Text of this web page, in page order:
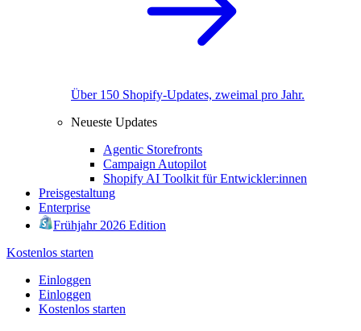
Über 150 Shopify-Updates, zweimal pro Jahr.
Neueste Updates
Agentic Storefronts
Campaign Autopilot
Shopify AI Toolkit für Entwickler:innen
Preisgestaltung
Enterprise
Frühjahr 2026 Edition
Kostenlos starten
Einloggen
Einloggen
Kostenlos starten